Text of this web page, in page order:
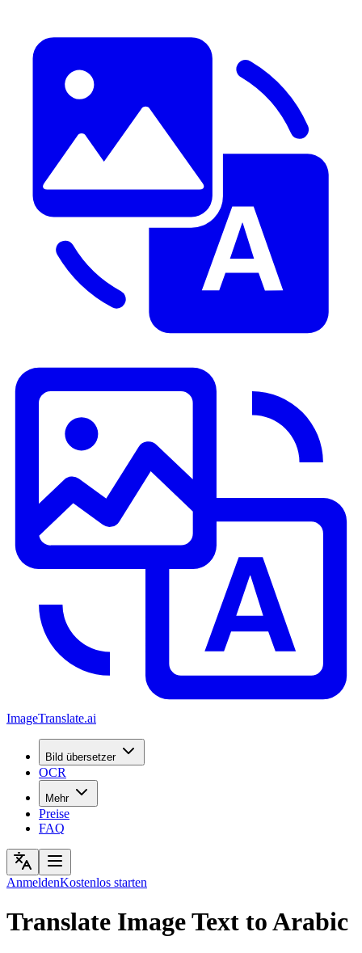
ImageTranslate.ai
Bild übersetzer
OCR
Mehr
Preise
FAQ
AnmeldenKostenlos starten
Translate Image Text to Arabic